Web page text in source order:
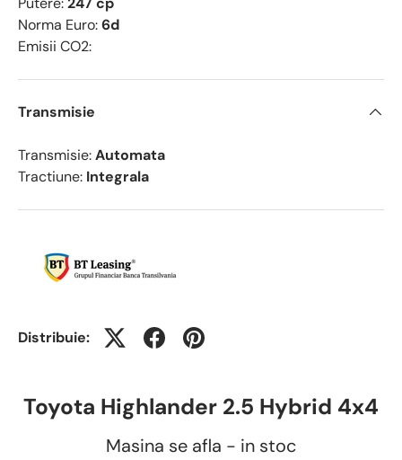
Norma Euro:6d
Emisii CO2:
Transmisie
Transmisie:Automata
Tractiune: Integrala
Distribuie:
Toyota Highlander 2.5 Hybrid 4x4
Masina se afla - in stoc